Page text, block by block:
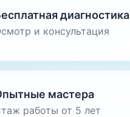
диагностика
и консультация
мастера
работы от 5 лет